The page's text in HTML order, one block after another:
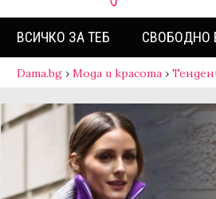
ВСИЧКО ЗА ТЕБ СВОБОДНО
Dama.bg › Мода и красота ›